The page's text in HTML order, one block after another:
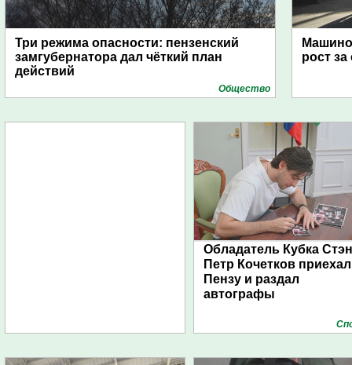
Три режима опасности: пензенский
замгубернатора дал чёткий план
действий
Общество
рост за
Обладатель Кубка
Петр Кочетков
Пензу и раздал
автографы